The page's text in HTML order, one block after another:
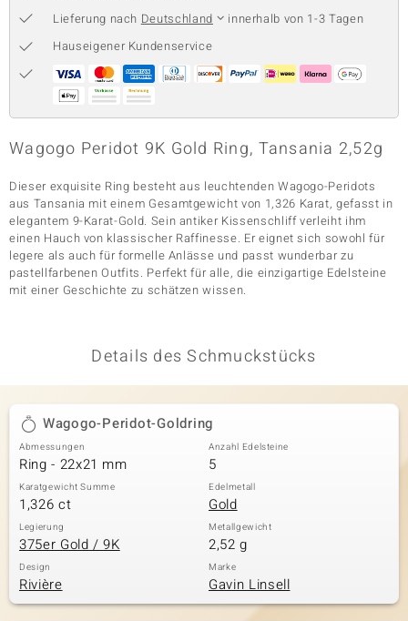
Classics
Lieferung nach Deutschland
innerhalb von 1-3 Tagen
Hauseigener Kundenservice
Wagogo Peridot 9K Gold Ring, Tansania 2,52g
Dieser exquisite Ring besteht aus leuchtenden Wagogo-Peridots
aus Tansania mit einem Gesamtgewicht von 1,326 Karat, gefasst in
elegantem 9-Karat-Gold. Sein antiker Kissenschliff verleiht ihm
einen Hauch von klassischer Raffinesse. Er eignet sich sowohl für
legere als auch für formelle Anlässe und passt wunderbar zu
pastellfarbenen Outfits. Perfekt für alle, die einzigartige Edelsteine
mit einer Geschichte zu schätzen wissen.
Details des Schmuckstücks
Wagogo-Peridot-Goldring
Abmessungen
Ring - 22x21 mm
Anzahl Edelsteine
5
Karatgewicht Summe
1,326 ct
Edelmetall
Gold
Legierung
375er Gold / 9K
Metallgewicht
2,52 g
Design
Rivière
Marke
Gavin Linsell